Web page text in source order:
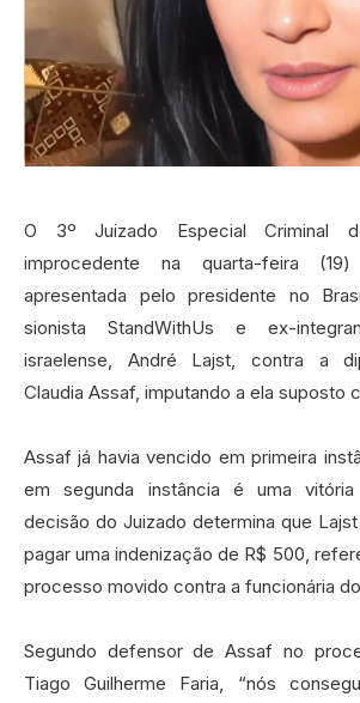
O 3º Juizado Especial Criminal
improcedente na quarta-feira
apresentada pelo presidente no
sionista StandWithUs e ex-
israelense, André Lajst, contra a
Claudia Assaf, imputando a ela suposto
Assaf já havia vencido em primeira
em segunda instância é uma
decisão do Juizado determina que
pagar uma indenização de R$ 500,
processo movido contra a funcionária
Segundo defensor de Assaf no
Tiago Guilherme Faria, “nós